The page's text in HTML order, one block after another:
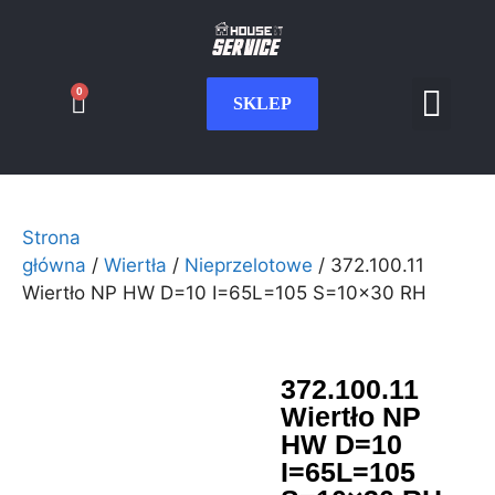
SKLEP
0
Strona
główna / Wiertła / Nieprzelotowe / 372.100.11
Wiertło NP HW D=10 I=65L=105 S=10×30 RH
372.100.11
Wiertło NP
HW D=10
I=65L=105